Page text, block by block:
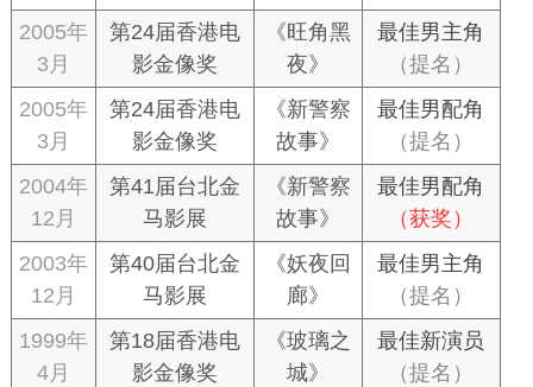
2005年
3月
第24届香港电
影金像奖
《旺角黑
夜》
最佳男主角
（提名）
2005年
3月
第24届香港电
影金像奖
《新警察
故事》
最佳男配角
（提名）
2004年
12月
第41届台北金
马影展
《新警察
故事》
最佳男配角
（获奖）
2003年
12月
第40届台北金
马影展
《妖夜回
廊》
最佳男主角
（提名）
1999年
4月
第18届香港电
影金像奖
《玻璃之
城》
最佳新演员
（提名）